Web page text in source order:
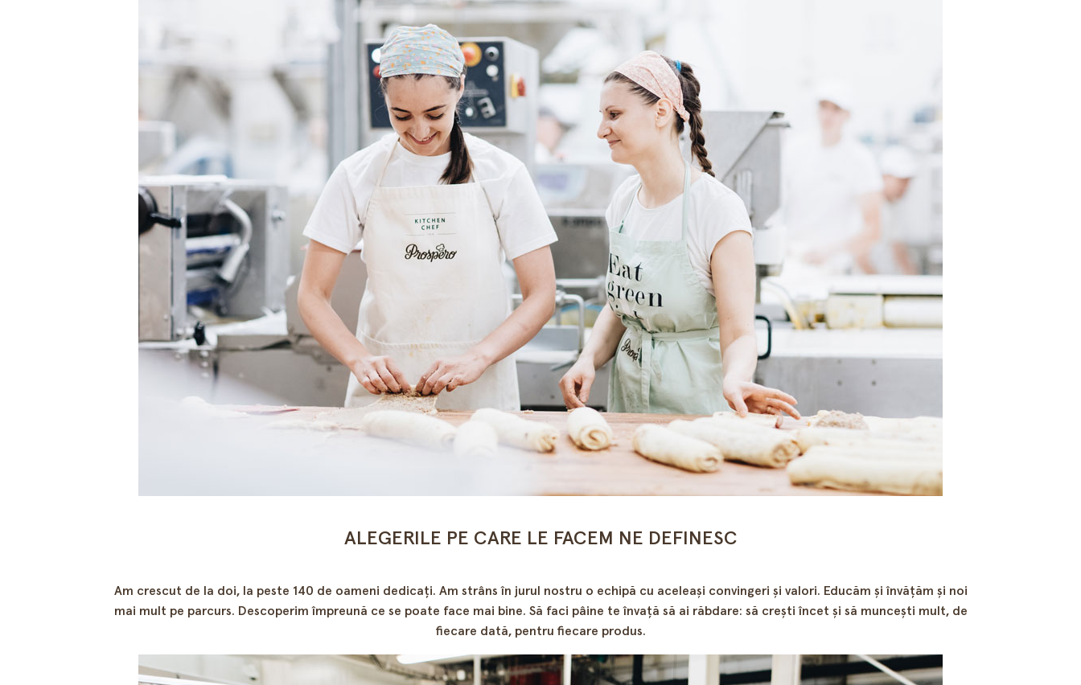
ALEGERILE PE CARE LE FACEM NE DEFINESC
Am crescut de la doi, la peste 140 de oameni dedicați. Am strâns în jurul nostru o echipă cu aceleași convingeri și valori. Educăm și învățăm și noi
mai mult pe parcurs. Descoperim împreună ce se poate face mai bine. Să faci pâine te învață să ai răbdare: să crești încet și să muncești mult, de
fiecare dată, pentru fiecare produs.